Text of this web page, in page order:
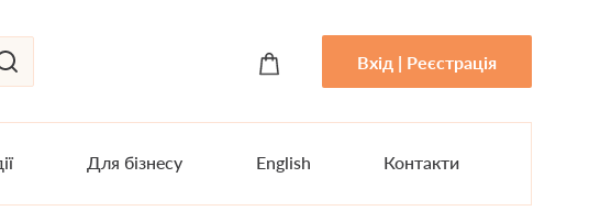
Вхід | Реєстрація
Для бізнесу English Контакти